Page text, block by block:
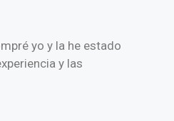
yo y la he estado
y las